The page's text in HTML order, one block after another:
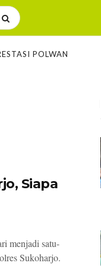
POLWAN
Siapa
menjadi satu-
Sukoharjo.